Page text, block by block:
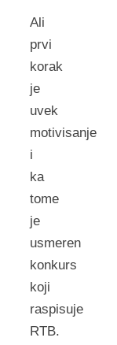
Ali
prvi
korak
je
uvek
motivisanje
i
ka
tome
je
usmeren
konkurs
koji
raspisuje
RTB.